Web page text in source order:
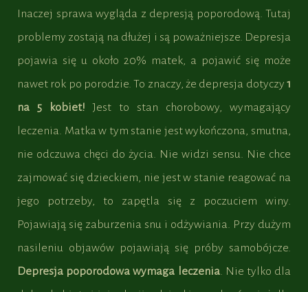
Inaczej sprawa wygląda z depresją poporodową. Tutaj
problemy zostają na dłużej i są poważniejsze. Depresja
pojawia się u około 20% matek, a pojawić się może
nawet rok po porodzie. To znaczy, że depresja dotyczy 1
na 5 kobiet!Jest to stan chorobowy, wymagający
leczenia. Matka w tym stanie jest wykończona, smutna,
nie odczuwa chęci do życia. Nie widzi sensu. Nie chce
zajmować się dzieckiem, nie jest w stanie reagować na
jego potrzeby, to zapętla się z poczuciem winy.
Pojawiają się zaburzenia snu i odżywiania. Przy dużym
nasileniu objawów pojawiają się próby samobójcze.
Depresja poporodowa wymaga leczenia. Nie tylko dla